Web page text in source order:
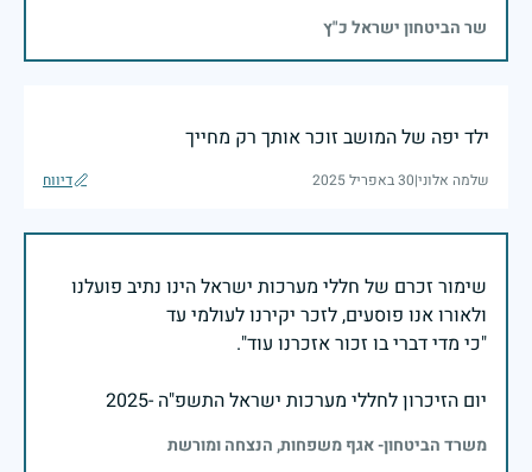
שר הביטחון ישראל כ"ץ
ילד יפה של המושב זוכר אותך רק מחייך
שלמה אלוני|30 באפריל 2025 דיווח
שימור זכרם של חללי מערכות ישראל הינו נתיב פועלנו
יום הזיכרון לחללי מערכות ישראל התשפ"ה -2025
משרד הביטחון- אגף משפחות, הנצחה ומורשת